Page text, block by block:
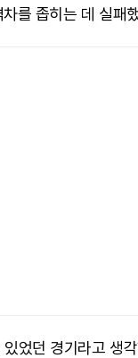
를 좁히는 데 실패
었던 경기라고 생